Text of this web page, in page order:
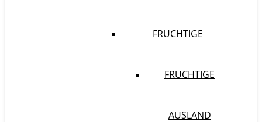
FRUCHTIGE
FRUCHTIGE
AUSLAND